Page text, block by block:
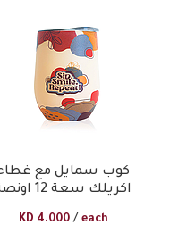
كوب سمايل مع
اكريلك سعة 12 اونصة
KD 4.000 / each